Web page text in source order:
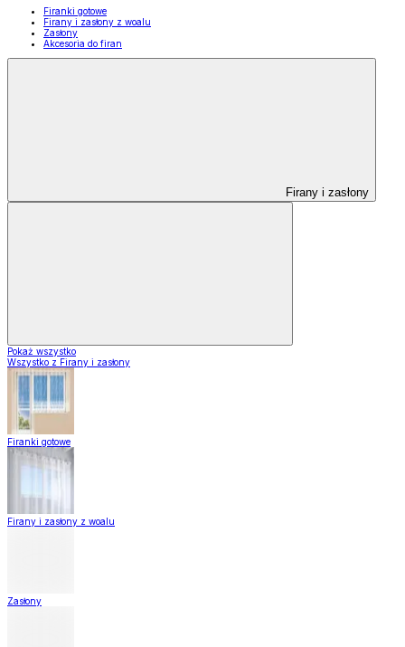
Firanki gotowe
Firany i zasłony z woalu
Zasłony
Akcesoria do firan
Firany i zasłony
Pokaż wszystko
Wszystko z Firany i zasłony
Firanki gotowe
Firany i zasłony z woalu
Zasłony